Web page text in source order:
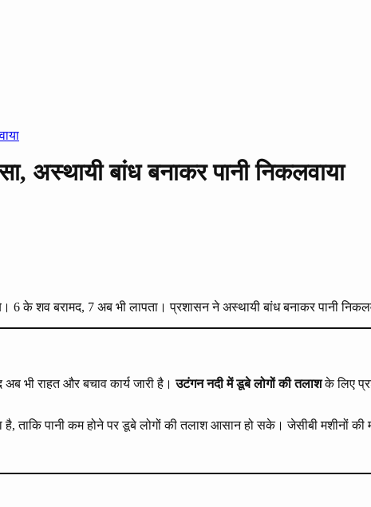
अस्थायी बांध बनाकर पानी निकलवाया
के शव बरामद, 7 अब भी लापता। प्रशासन ने अस्थायी बांध बनाकर पानी
भी राहत और बचाव कार्य जारी है।उटंगन नदी में डूबे लोगों की तलाशके लिए
है, ताकि पानी कम होने पर डूबे लोगों की तलाश आसान हो सके। जेसीबी मशीनों की